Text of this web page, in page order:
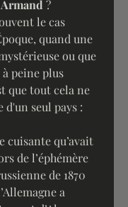
Armand ?
quand une
ou que
peine plus
que tout cela ne
seul pays :
de l’éphémère
de 1870
a